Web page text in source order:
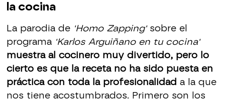
la cocina
La parodia de 'Homo Zapping' sobre el
programa 'Karlos Arguiñano en tu cocina'
muestra al cocinero muy divertido, pero lo
cierto es que la receta no ha sido puesta en
práctica con toda la profesionalidad a la que
nos tiene acostumbrados. Primero son los